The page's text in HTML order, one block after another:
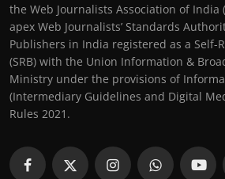
the Web Journalists Association of India
apex Web Journalists’ Standards
Publishers in India registered as a Self-
(SRB) with the Union Information &
Ministry under the provisions of
(Intermediary Guidelines and Digital
Rules 2021.